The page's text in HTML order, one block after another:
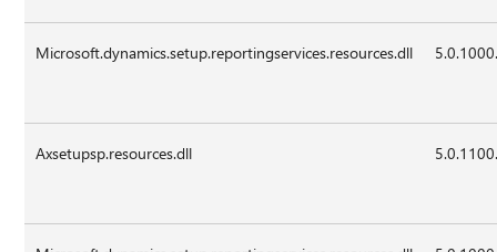
Microsoft.dynamics.setup.reportingservices.resources.dll
Axsetupsp.resources.dll